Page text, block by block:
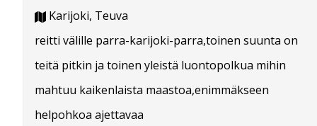
Karijoki, Teuva
reitti välille parra-karijoki-parra,toinen suunta on
teitä pitkin ja toinen yleistä luontopolkua mihin
mahtuu kaikenlaista maastoa,enimmäkseen
helpohkoa ajettavaa